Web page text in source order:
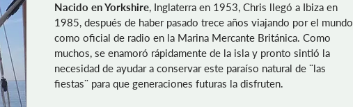
Nacido en Yorkshire, Inglaterra en 1953, Chris llegó a Ibiza en
1985, después de haber pasado trece años viajando por el mundo
como oficial de radio en la Marina Mercante Británica. Como
muchos, se enamoró rápidamente de la isla y pronto sintió la
necesidad de ayudar a conservar este paraíso natural de ¨las
fiestas¨ para que generaciones futuras la disfruten.